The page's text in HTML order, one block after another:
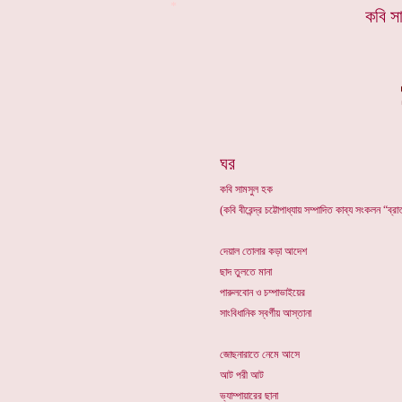
কবি
ঘর
কবি সামসুল হক
(কবি বীরেন্দ্র চট্টোপাধ্যায় সম্পাদিত কাব্য সংকলন
দেয়াল তোলার কড়া আদেশ
ছাদ তুলতে মানা
পারুলবোন ও চম্পাভাইয়ের
সাংবিধানিক স্বর্গীয় আস্তানা
জোছনারাতে নেমে আসে
আট পরী আট
ভ্যাম্পায়ারের ছানা